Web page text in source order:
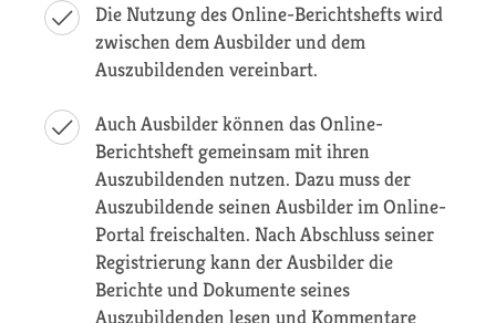
Die Nutzung des Online-Berichtshefts wird
zwischen dem Ausbilder und dem
Auszubildenden vereinbart.
Auch Ausbilder können das Online-
Berichtsheft gemeinsam mit ihren
Auszubildenden nutzen. Dazu muss der
Auszubildende seinen Ausbilder im Online-
Portal freischalten. Nach Abschluss seiner
Registrierung kann der Ausbilder die
Berichte und Dokumente seines
Auszubildenden lesen und Kommentare